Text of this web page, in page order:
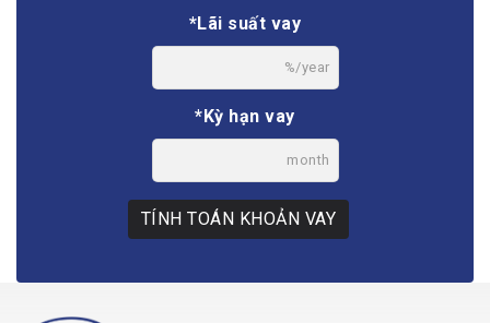
*Lãi suất vay
%/year
*Kỳ hạn vay